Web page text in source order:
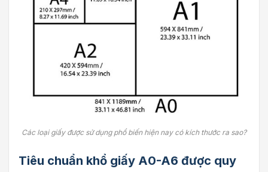
Các loại giấy được sử dụng phổ biến hiện nay có kích thước ra sao?
Tiêu chuẩn khổ giấy A0-A6 được quy